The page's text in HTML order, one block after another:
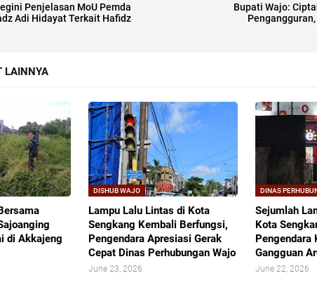
Penjelasan MoU Pemda
Adi Hidayat Terkait Hafidz
Bupati Wajo:
LAINNYA
di Akkajeng
DISHUB WAJO
Lampu Lalu Lintas di Kota
Sengkang Kembali Berfungsi,
Pengendara Apresiasi Gerak
Cepat Dinas Perhubungan Wajo
June 23, 2026
DINAS
Sejumlah
Kota
Pengendara
Gangguan
June 22, 2026